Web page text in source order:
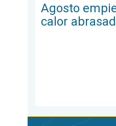
Agosto
calor